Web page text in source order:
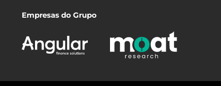
Empresas do Grupo